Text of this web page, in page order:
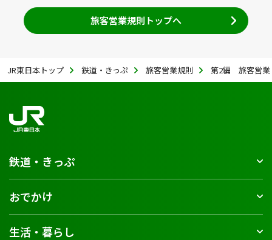
旅客営業規則トップへ
JR東日本トップ 鉄道・きっぷ 旅客営業規則 第2編 旅客営
鉄道・きっぷ
おでかけ
生活・暮らし